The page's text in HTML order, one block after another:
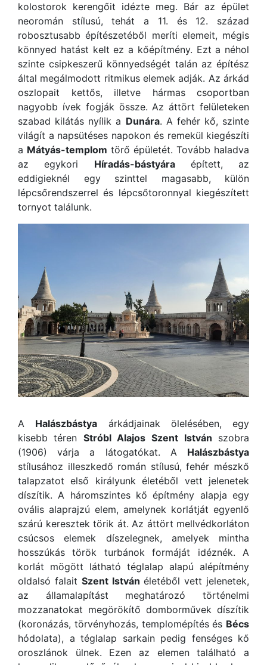
kolostorok kerengőit idézte meg. Bár az épület
neoromán stílusú, tehát a 11. és 12. század
robosztusabb építészetéből meríti elemeit, mégis
könnyed hatást kelt ez a kőépítmény. Ezt a néhol
szinte csipkeszerű könnyedségét talán az építész
által megálmodott ritmikus elemek adják. Az árkád
oszlopait kettős, illetve hármas csoportban
nagyobb ívek fogják össze. Az áttört felületeken
szabad kilátás nyílik a Dunára. A fehér kő, szinte
világít a napsütéses napokon és remekül kiegészíti
a Mátyás-templom törő épületét. Tovább haladva
az egykori Híradás-bástyáraépített, az
eddigieknél egy szinttel magasabb, külön
lépcsőrendszerrel és lépcsőtoronnyal kiegészített
tornyot találunk.
A Halászbástya árkádjainak ölelésében, egy
kisebb téren Stróbl Alajos Szent István szobra
(1906) várja a látogatókat. A Halászbástya
stílusához illeszkedő román stílusú, fehér mészkő
talapzatot első királyunk életéből vett jelenetek
díszítik. A háromszintes kő építmény alapja egy
ovális alaprajzú elem, amelynek korlátját egyenlő
szárú keresztek törik át. Az áttört mellvédkorláton
csúcsos elemek díszelegnek, amelyek mintha
hosszúkás török turbánok formáját idéznék. A
korlát mögött látható téglalap alapú alépítmény
oldalsó falait Szent István életéből vett jelenetek,
az államalapítást meghatározó történelmi
mozzanatokat megörökítő domborművek díszítik
(koronázás, törvényhozás, templomépítés és Bécs
hódolata), a téglalap sarkain pedig fenséges kő
oroszlánok ülnek. Ezen az elemen található a